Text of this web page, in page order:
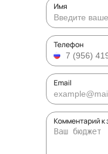
Имя
Телефон
Email
Комментарий к